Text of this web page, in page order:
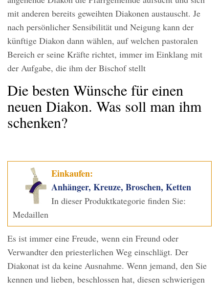
mit anderen bereits geweihten Diakonen austauscht. Je
nach persönlicher Sensibilität und Neigung kann der
künftige Diakon dann wählen, auf welchen pastoralen
Bereich er seine Kräfte richtet, immer im Einklang mit
der Aufgabe, die ihm der Bischof stellt
Die besten Wünsche für einen
neuen Diakon. Was soll man ihm
schenken?
Einkaufen:
Anhänger, Kreuze, Broschen, Ketten
In dieser Produktkategorie finden Sie:
Medaillen
Es ist immer eine Freude, wenn ein Freund oder
Verwandter den priesterlichen Weg einschlägt. Der
Diakonat ist da keine Ausnahme. Wenn jemand, den Sie
kennen und lieben, beschlossen hat, diesen schwierigen